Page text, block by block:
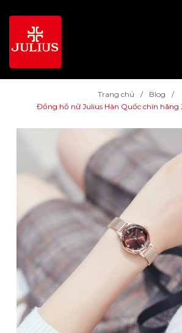
Trang chủ
Blog
Đồng hồ nữ Julius Hàn Quốc chín hãng